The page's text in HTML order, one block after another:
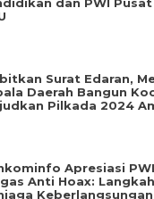
Surat Edaran,
Daerah Bangun
Pilkada 2024
Apresiasi
Anti Hoax: